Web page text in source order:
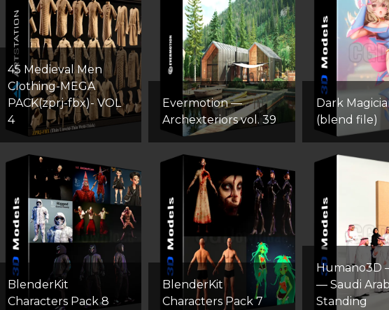
45 Medieval Men
Clothing-MEGA
PACK(zprj-fbx)- VOL
4
Evermotion —
Archexteriors vol. 39
Dark
(blend file)
BlenderKit
Сharacters Pack 8
BlenderKit
Сharacters Pack 7
Humano3D
— Saudi
Standing